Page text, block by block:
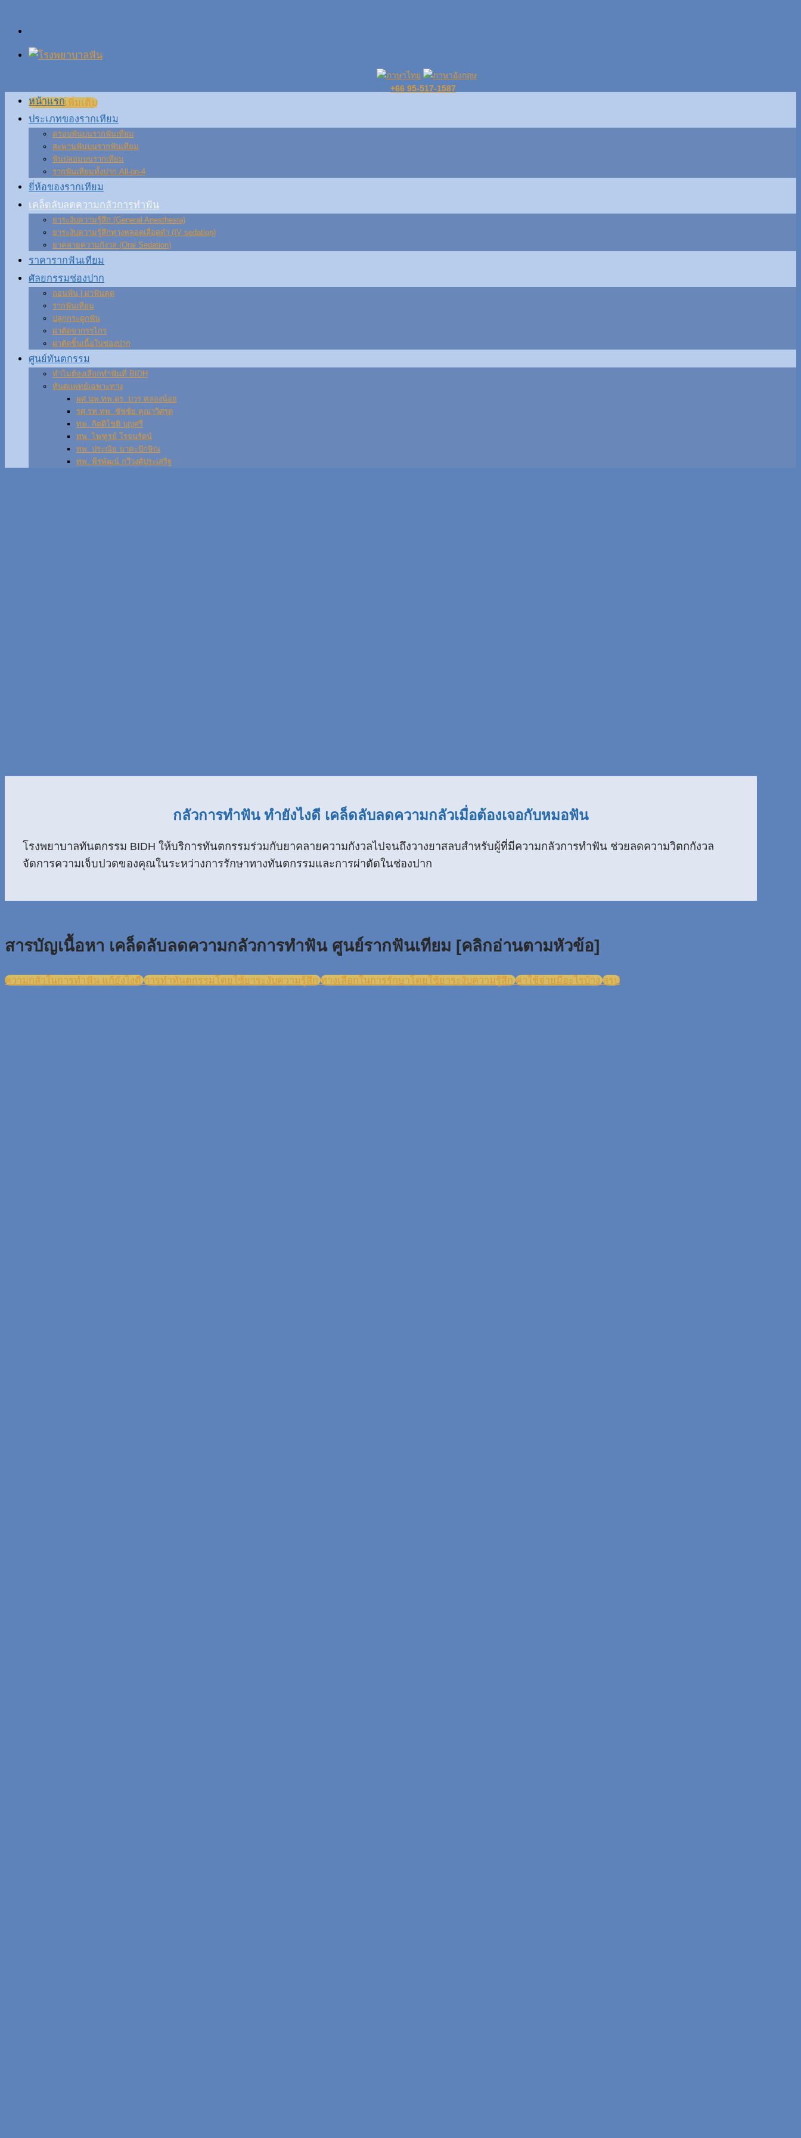
content
+66 95-517-1587
สอบถามเพิ่มเติม
หน้าแรก
ประเภทของรากเทียม
ครอบฟันบนรากฟันเทียม
สะพานฟันบนรากฟันเทียม
ฟันปลอมบนรากเทียม
รากฟันเทียมทั้งปาก All-on-4
ยี่ห้อของรากเทียม
เคล็ดลับลดความกลัวการทำฟัน
ยาระงับความรู้สึก (General Anesthesia)
ยาระงับความรู้สึกทางหลอดเลือดดำ (IV sedation)
ยาคลายความกังวล (Oral Sedation)
ราคารากฟันเทียม
ศัลยกรรมช่องปาก
ถอนฟัน | ผ่าฟันคุด
รากฟันเทียม
ปลูกกระดูกฟัน
ผ่าตัดขากรรไกร
ผ่าตัดชิ้นเนื้อในช่องปาก
ศูนย์ทันตกรรม
ทำไมต้องเลือกทำฟันที่ BIDH
ทันตแพทย์เฉพาะทาง
ผศ.นพ.ทพ.ดร. บวร คลองน้อย
รศ.รท.ทพ. ชัชชัย คุณาวิศรุต
ทพ. กิตติโชติ บุญศรี
ทพ. ไพฑูรย์ โรจนรัตน์
ทพ. ประณัย นาคะปักษิณ
ทพ. พีรพัฒน์ กวีวงศ์ประเสริฐ
กลัวการทำฟัน ทำยังไงดี เคล็ดลับลดความกลัวเมื่อต้องเจอกับหมอฟัน
โรงพยาบาลทันตกรรม BIDH ให้บริการทันตกรรมร่วมกับยาคลายความกังวลไปจนถึงวางยาสลบสำหรับผู้ที่มีความกลัวการทำฟัน ช่วยลดความวิตกกังวล
จัดการความเจ็บปวดของคุณในระหว่างการรักษาทางทันตกรรมและการผ่าตัดในช่องปาก
สารบัญเนื้อหา เคล็ดลับลดความกลัวการทำฟัน ศูนย์รากฟันเทียม [คลิกอ่านตามหัวข้อ]
ความกลัวในการทำฟัน แก้ยังไงดี การทำทันตกรรมโดยใช้ยาระงับความรู้สึก ทางเลือกในการรักษาโดยใช้ยาระงับความรู้สึก ค่าใช้จ่ายมีอะไรบ้าง สรุป